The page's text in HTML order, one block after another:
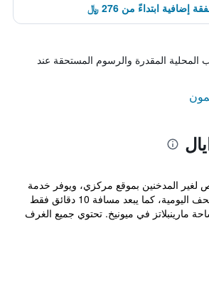
المقدرة والرسوم المستحقة عند
لغير المدخنين بموقع مركزي، ويوفر خدمة
الواي فاي المجانية والصحف اليومية، كما يبعد مسافة 10 دقائق فقط
مارينبلاتز في ميونيخ. تحتوي جميع الغرف